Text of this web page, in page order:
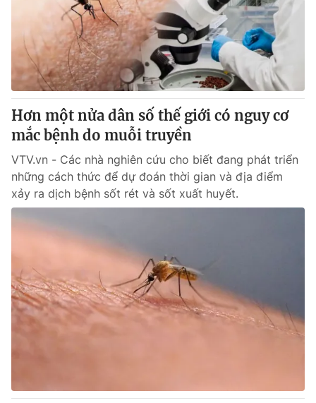
® Cấm sao chép dưới mọi hình thức nếu không có sự chấp
thuận bằng văn bản. Ghi rõ nguồn VTV.vn khi phát hành lại
thông tin từ website này.
Hơn một nửa dân số thế giới có nguy cơ
mắc bệnh do muỗi truyền
VTV.vn - Các nhà nghiên cứu cho biết đang phát triển
những cách thức để dự đoán thời gian và địa điểm
xảy ra dịch bệnh sốt rét và sốt xuất huyết.